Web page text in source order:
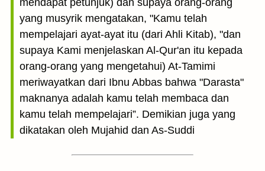
mendapat petunjuk) dan supaya orang-orang
yang musyrik mengatakan, "Kamu telah
mempelajari ayat-ayat itu (dari Ahli Kitab), "dan
supaya Kami menjelaskan Al-Qur'an itu kepada
orang-orang yang mengetahui) At-Tamimi
meriwayatkan dari Ibnu Abbas bahwa "Darasta"
maknanya adalah kamu telah membaca dan
kamu telah mempelajari”. Demikian juga yang
dikatakan oleh Mujahid dan As-Suddi